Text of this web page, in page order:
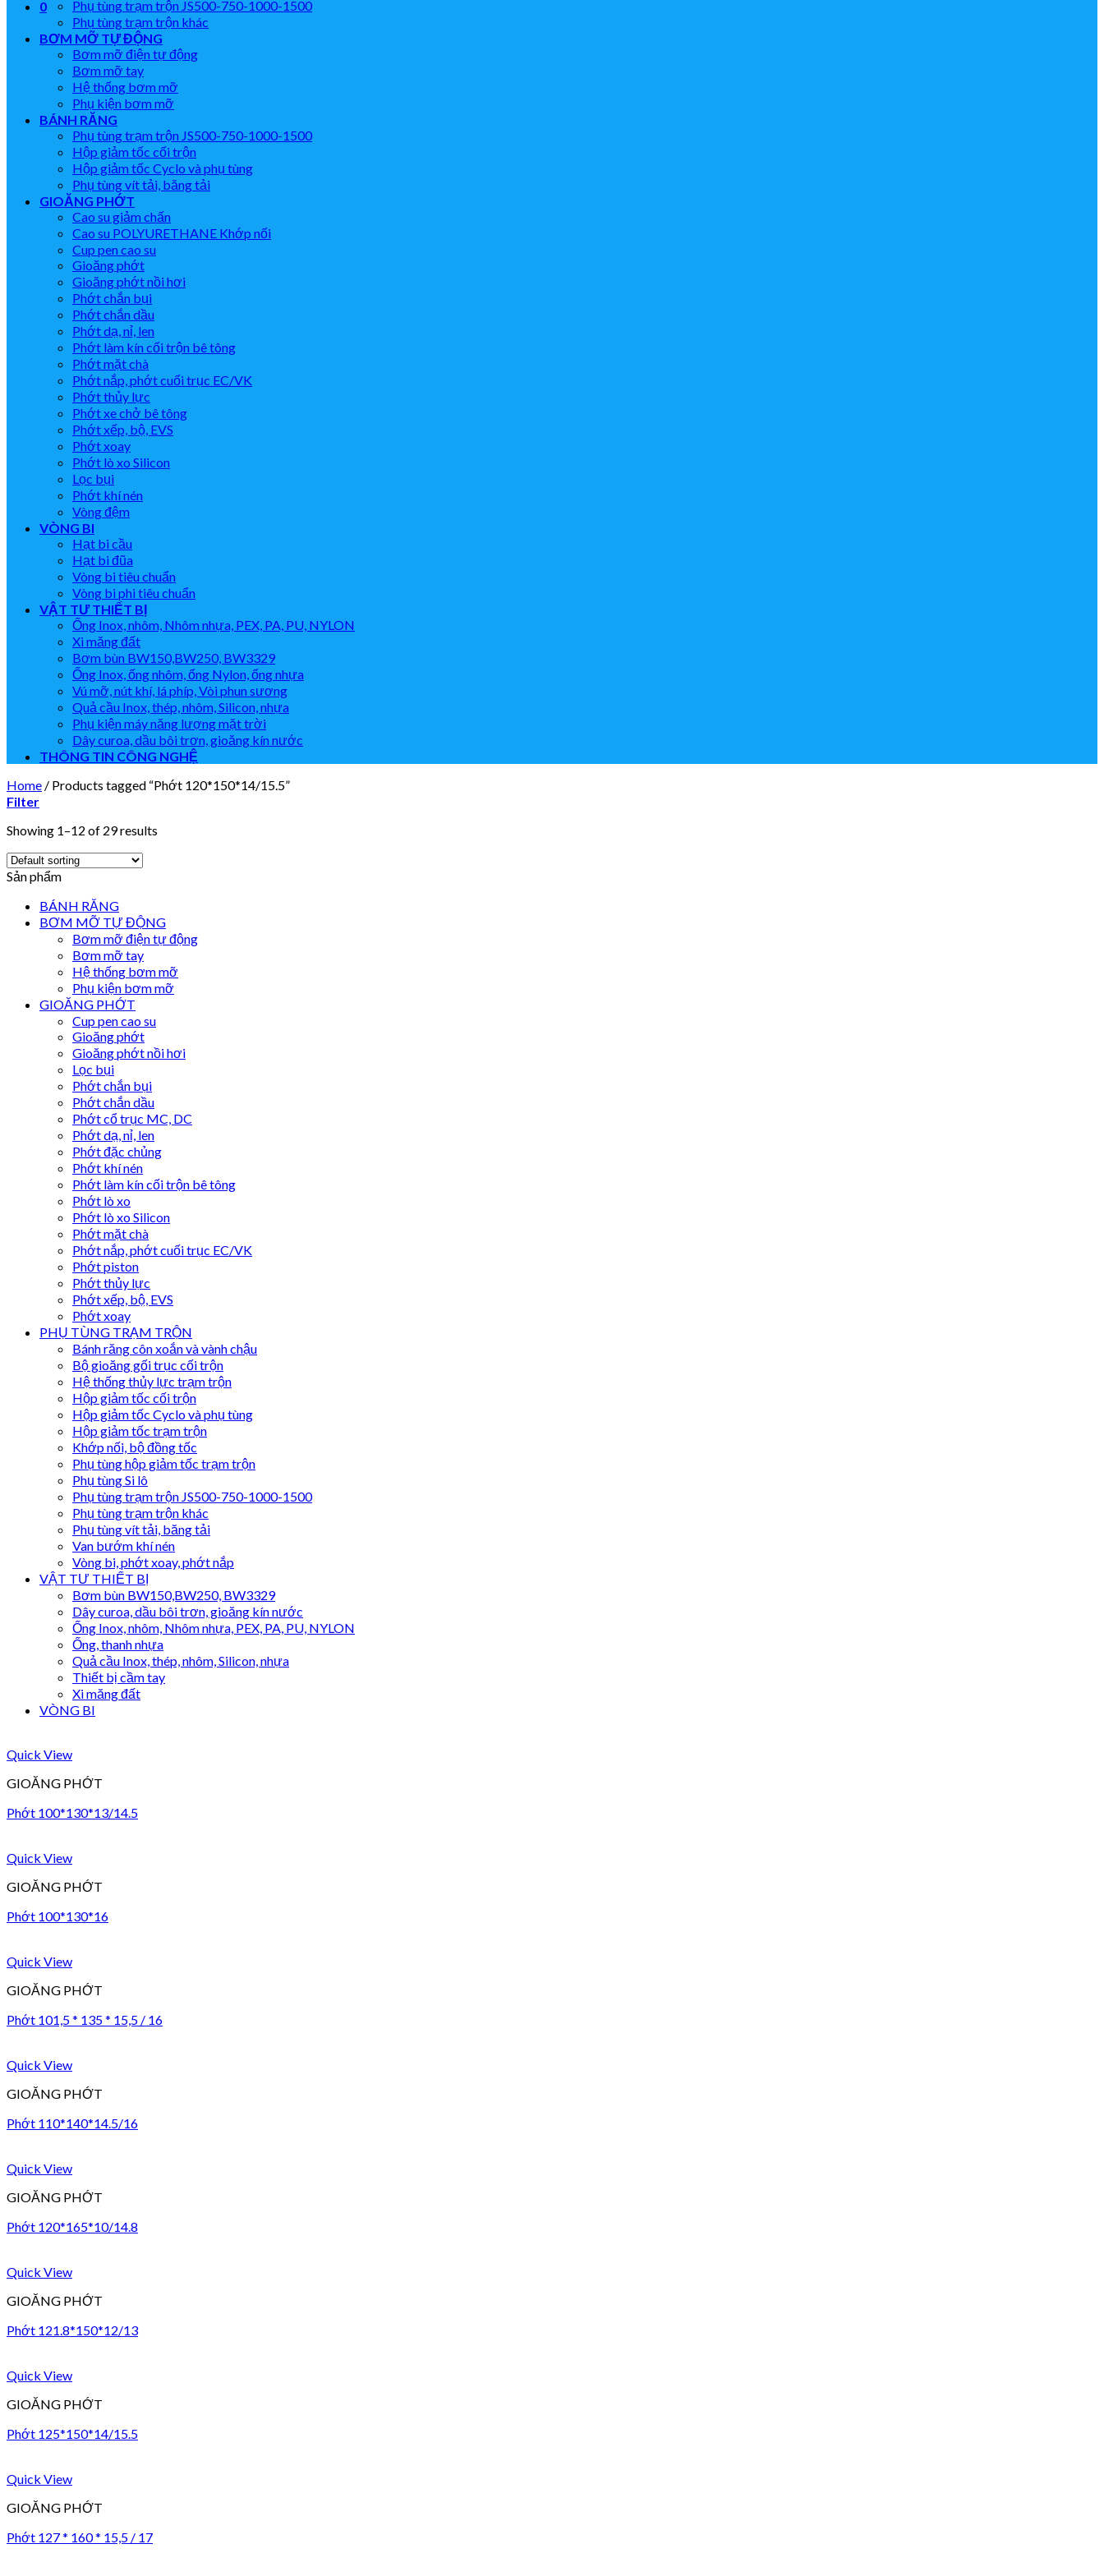
0
Phụ tùng trạm trộn JS500-750-1000-1500
Phụ tùng trạm trộn khác
BƠM MỠ TỰ ĐỘNG
Bơm mỡ điện tự động
Bơm mỡ tay
Hệ thống bơm mỡ
Phụ kiện bơm mỡ
BÁNH RĂNG
Phụ tùng trạm trộn JS500-750-1000-1500
Hộp giảm tốc cối trộn
Hộp giảm tốc Cyclo và phụ tùng
Phụ tùng vít tải, băng tải
GIOĂNG PHỚT
Cao su giảm chấn
Cao su POLYURETHANE Khớp nối
Cup pen cao su
Gioăng phớt
Gioăng phớt nồi hơi
Phớt chắn bụi
Phớt chắn dầu
Phớt dạ, nỉ, len
Phớt làm kín cối trộn bê tông
Phớt mặt chà
Phớt nắp, phớt cuối trục EC/VK
Phớt thủy lực
Phớt xe chở bê tông
Phớt xếp, bộ, EVS
Phớt xoay
Phớt lò xo Silicon
Lọc bụi
Phớt khí nén
Vòng đệm
VÒNG BI
Hạt bi cầu
Hạt bi đũa
Vòng bi tiêu chuẩn
Vòng bi phi tiêu chuẩn
VẬT TƯ THIẾT BỊ
Ống Inox, nhôm, Nhôm nhựa, PEX, PA, PU, NYLON
Xi măng đất
Bơm bùn BW150,BW250, BW3329
Ống Inox, ống nhôm, ống Nylon, ống nhựa
Vú mỡ, nút khí, lá phíp, Vòi phun sương
Quả cầu Inox, thép, nhôm, Silicon, nhựa
Phụ kiện máy năng lượng mặt trời
Dây curoa, dầu bôi trơn, gioăng kín nước
THÔNG TIN CÔNG NGHỆ
Home / Products tagged “Phớt 120*150*14/15.5”
Filter
Showing 1–12 of 29 results
Sản phẩm
BÁNH RĂNG
BƠM MỠ TỰ ĐỘNG
Bơm mỡ điện tự động
Bơm mỡ tay
Hệ thống bơm mỡ
Phụ kiện bơm mỡ
GIOĂNG PHỚT
Cup pen cao su
Gioăng phớt
Gioăng phớt nồi hơi
Lọc bụi
Phớt chắn bụi
Phớt chắn dầu
Phớt cổ trục MC, DC
Phớt dạ, nỉ, len
Phớt đặc chủng
Phớt khí nén
Phớt làm kín cối trộn bê tông
Phớt lò xo
Phớt lò xo Silicon
Phớt mặt chà
Phớt nắp, phớt cuối trục EC/VK
Phớt piston
Phớt thủy lực
Phớt xếp, bộ, EVS
Phớt xoay
PHỤ TÙNG TRẠM TRỘN
Bánh răng côn xoắn và vành chậu
Bộ gioăng gối trục cối trộn
Hệ thống thủy lực trạm trộn
Hộp giảm tốc cối trộn
Hộp giảm tốc Cyclo và phụ tùng
Hộp giảm tốc trạm trộn
Khớp nối, bộ đồng tốc
Phụ tùng hộp giảm tốc trạm trộn
Phụ tùng Si lô
Phụ tùng trạm trộn JS500-750-1000-1500
Phụ tùng trạm trộn khác
Phụ tùng vít tải, băng tải
Van bướm khí nén
Vòng bi, phớt xoay, phớt nắp
VẬT TƯ THIẾT BỊ
Bơm bùn BW150,BW250, BW3329
Dây curoa, dầu bôi trơn, gioăng kín nước
Ống Inox, nhôm, Nhôm nhựa, PEX, PA, PU, NYLON
Ống, thanh nhựa
Quả cầu Inox, thép, nhôm, Silicon, nhựa
Thiết bị cầm tay
Xi măng đất
VÒNG BI
Quick View
GIOĂNG PHỚT
Phớt 100*130*13/14.5
Quick View
GIOĂNG PHỚT
Phớt 100*130*16
Quick View
GIOĂNG PHỚT
Phớt 101,5 * 135 * 15,5 / 16
Quick View
GIOĂNG PHỚT
Phớt 110*140*14.5/16
Quick View
GIOĂNG PHỚT
Phớt 120*165*10/14.8
Quick View
GIOĂNG PHỚT
Phớt 121.8*150*12/13
Quick View
GIOĂNG PHỚT
Phớt 125*150*14/15.5
Quick View
GIOĂNG PHỚT
Phớt 127 * 160 * 15,5 / 17